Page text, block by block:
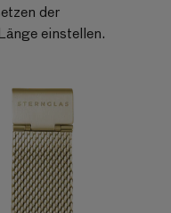
der
einstellen.